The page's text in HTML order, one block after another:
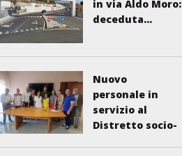
in via Aldo Moro:
deceduta...
Nuovo
personale in
servizio al
Distretto socio-